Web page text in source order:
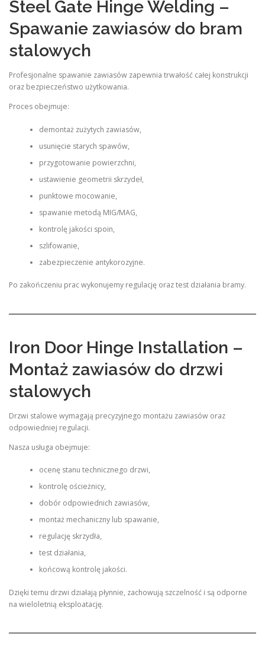
Steel Gate Hinge Welding –
Spawanie zawiasów do bram
stalowych
Profesjonalne spawanie zawiasów zapewnia trwałość całej konstrukcji
oraz bezpieczeństwo użytkowania.
Proces obejmuje:
demontaż zużytych zawiasów,
usunięcie starych spawów,
przygotowanie powierzchni,
ustawienie geometrii skrzydeł,
punktowe mocowanie,
spawanie metodą MIG/MAG,
kontrolę jakości spoin,
szlifowanie,
zabezpieczenie antykorozyjne.
Po zakończeniu prac wykonujemy regulację oraz test działania bramy.
Iron Door Hinge Installation –
Montaż zawiasów do drzwi
stalowych
Drzwi stalowe wymagają precyzyjnego montażu zawiasów oraz
odpowiedniej regulacji.
Nasza usługa obejmuje:
ocenę stanu technicznego drzwi,
kontrolę ościeżnicy,
dobór odpowiednich zawiasów,
montaż mechaniczny lub spawanie,
regulację skrzydła,
test działania,
końcową kontrolę jakości.
Dzięki temu drzwi działają płynnie, zachowują szczelność i są odporne
na wieloletnią eksploatację.